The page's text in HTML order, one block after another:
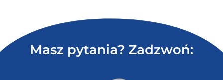
Masz pytania? Zadzwoń: